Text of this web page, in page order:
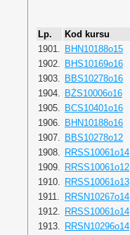
Lp. Kod kursu
1901. BHN10188o15
1902. BHS10169o16
1903. BBS10278o16
1904. BŻS10006o16
1905. BCS10401o16
1906. BHN10188o16
1907. BBS10278o12
1908. RRSS10061o14
1909. RRSS10061o12
1910. RRSS10061o13
1911.
RRSN10267o14
1912. RRSS10061o14
1913. RRSN10296o14